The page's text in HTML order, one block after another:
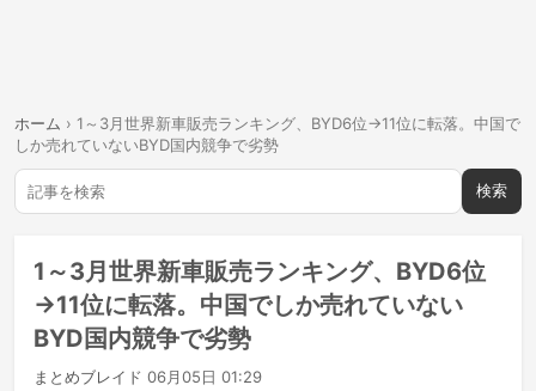
ホーム › 1～3月世界新車販売ランキング、BYD6位→11位に転落。中国で
しか売れていないBYD国内競争で劣勢
検索
1～3月世界新車販売ランキング、BYD6位
→11位に転落。中国でしか売れていない
BYD国内競争で劣勢
まとめブレイド 06月05日 01:29